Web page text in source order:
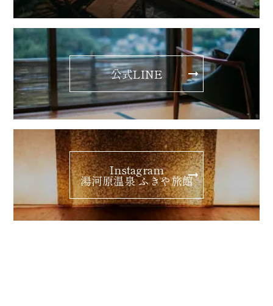
公式LINE
Instagram
湯河原温泉 ふきや旅館